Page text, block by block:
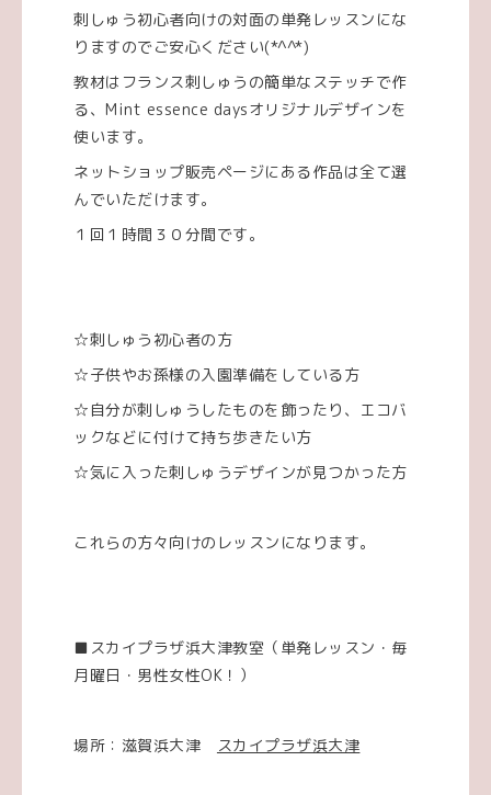
刺しゅう初心者向けの対面の単発レッスンにな
りますのでご安心ください(*^^*)
教材はフランス刺しゅうの簡単なステッチで作
る、Mint essence daysオリジナルデザインを
使います。
ネットショップ販売ページにある作品は全て選
んでいただけます。
１回１時間３０分間です。
☆刺しゅう初心者の方
☆子供やお孫様の入園準備をしている方
☆自分が刺しゅうしたものを飾ったり、エコバ
ックなどに付けて持ち歩きたい方
☆気に入った刺しゅうデザインが見つかった方
これらの方々向けのレッスンになります。
■スカイプラザ浜大津教室（単発レッスン・毎
月曜日・男性女性OK！）
場所：滋賀浜大津 スカイプラザ浜大津